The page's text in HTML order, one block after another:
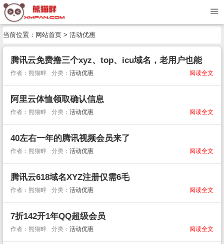
当前位置： 网站首页 > 活动优惠
腾讯云免费撸三个xyz、top、icu域名，老用户也能
阅读全文
作者：熊猫畔 分类： 活动优惠
阿里云体恤领取确认信息
阅读全文
作者：熊猫畔 分类： 活动优惠
40左右一年的腾讯视频会员来了
阅读全文
作者：熊猫畔 分类： 活动优惠
腾讯云618域名XYZ注册仅需6毛
阅读全文
作者：熊猫畔 分类： 活动优惠
7折142开1年QQ超级会员
阅读全文
作者：熊猫畔 分类： 活动优惠